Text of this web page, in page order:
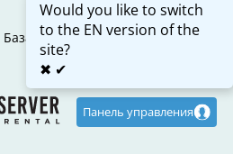
База знаний
Would you like to switch
to the EN version of the
site?
✖ ✔
Панель управления